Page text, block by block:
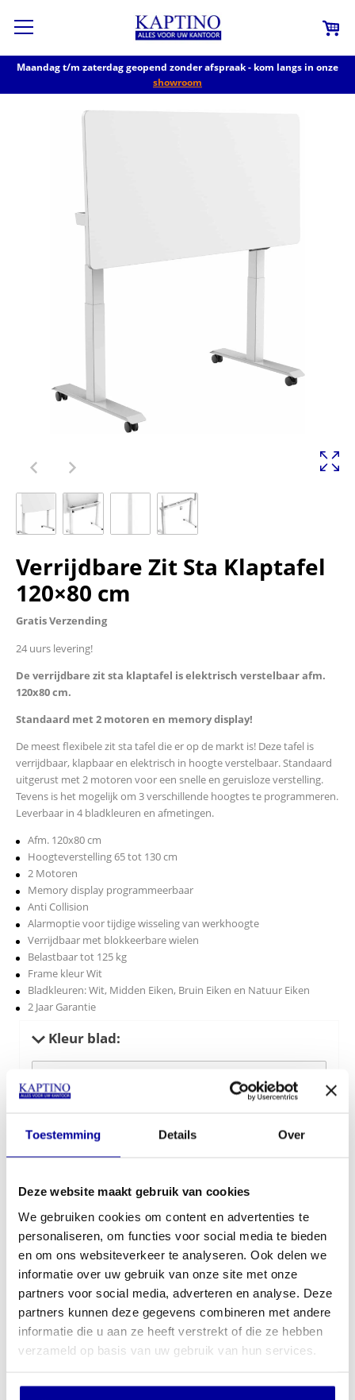
Toestemming Details Over
Deze website maakt gebruik van cookies
We gebruiken cookies om content en advertenties te
personaliseren, om functies voor social media te bieden
en om ons websiteverkeer te analyseren. Ook delen we
informatie over uw gebruik van onze site met onze
partners voor social media, adverteren en analyse. Deze
partners kunnen deze gegevens combineren met andere
informatie die u aan ze heeft verstrekt of die ze hebben
verzameld op basis van uw gebruik van hun services.
Maandag t/m zaterdag geopend zonder afspraak - kom langs in onze
showroom
Verrijdbare Zit Sta Klaptafel
120×80 cm
Gratis Verzending
24 uurs levering!
De verrijdbare zit sta klaptafel is elektrisch verstelbaar afm.
120x80 cm.
Standaard met 2 motoren en memory display!
De meest flexibele zit sta tafel die er op de markt is! Deze tafel is
verrijdbaar, klapbaar en elektrisch in hoogte verstelbaar. Standaard
uitgerust met 2 motoren voor een snelle en geruisloze verstelling.
Tevens is het mogelijk om 3 verschillende hoogtes te programmeren.
Leverbaar in 4 bladkleuren en afmetingen.
Afm. 120x80 cm
Hoogteverstelling 65 tot 130 cm
2 Motoren
Memory display programmeerbaar
Anti Collision
Alarmoptie voor tijdige wisseling van werkhoogte
Verrijdbaar met blokkeerbare wielen
Belastbaar tot 125 kg
Frame kleur Wit
Bladkleuren: Wit, Midden Eiken, Bruin Eiken en Natuur Eiken
2 Jaar Garantie
Kleur blad:
Je keuze:
€720,00
In mijn winkelwagen